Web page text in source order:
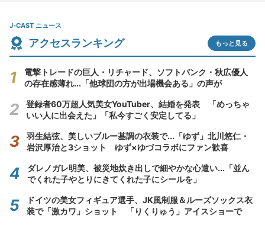
J-CAST ニュース
アクセスランキング もっと見る
電撃トレードの巨人・リチャード、ソフトバンク・秋広優人
の存在感薄れ...「他球団の方が出場機会ある」の声が
登録者60万超人気美女YouTuber、結婚を発表 「めっちゃ
いい人に出会えた」「私今すごく安定してる」
羽生結弦、美しいブルー基調の衣装で...「ゆず」北川悠仁・
岩沢厚治と3ショット ゆず×ゆづコラボにファン歓喜
ダレノガレ明美、被災地炊き出しで細やかな心遣い...「並ん
でくれた子やとりにきてくれた子にシールを」
ドイツの美女フィギュア選手、JK風制服＆ルーズソックス衣
装で「激カワ」ショット 「りくりゅう」アイスショーで